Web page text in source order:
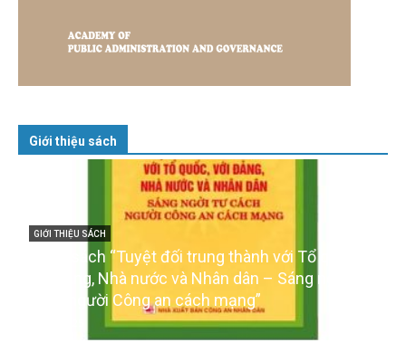
Giới thiệu sách
GIỚI THIỆU SÁCH
Cuốn sách “Tuyệt đối trung thành với Tổ quốc,
với Đảng, Nhà nước và Nhân dân – Sáng ngời tư
cách người Công an cách mạng”